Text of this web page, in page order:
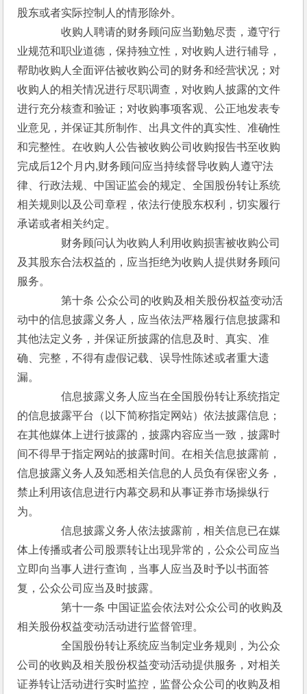
股东或者实际控制人的情形除外。
收购人聘请的财务顾问应当勤勉尽责，遵守行
业规范和职业道德，保持独立性，对收购人进行辅导，
帮助收购人全面评估被收购公司的财务和经营状况；对
收购人的相关情况进行尽职调查，对收购人披露的文件
进行充分核查和验证；对收购事项客观、公正地发表专
业意见，并保证其所制作、出具文件的真实性、准确性
和完整性。在收购人公告被收购公司收购报告书至收购
完成后12个月内,财务顾问应当持续督导收购人遵守法
律、行政法规、中国证监会的规定、全国股份转让系统
相关规则以及公司章程，依法行使股东权利，切实履行
承诺或者相关约定。
财务顾问认为收购人利用收购损害被收购公司
及其股东合法权益的，应当拒绝为收购人提供财务顾问
服务。
第十条 公众公司的收购及相关股份权益变动活
动中的信息披露义务人，应当依法严格履行信息披露和
其他法定义务，并保证所披露的信息及时、真实、准
确、完整，不得有虚假记载、误导性陈述或者重大遗
漏。
信息披露义务人应当在全国股份转让系统指定
的信息披露平台（以下简称指定网站）依法披露信息；
在其他媒体上进行披露的，披露内容应当一致，披露时
间不得早于指定网站的披露时间。在相关信息披露前，
信息披露义务人及知悉相关信息的人员负有保密义务，
禁止利用该信息进行内幕交易和从事证券市场操纵行
为。
信息披露义务人依法披露前，相关信息已在媒
体上传播或者公司股票转让出现异常的，公众公司应当
立即向当事人进行查询，当事人应当及时予以书面答
复，公众公司应当及时披露。
第十一条 中国证监会依法对公众公司的收购及
相关股份权益变动活动进行监督管理。
全国股份转让系统应当制定业务规则，为公众
公司的收购及相关股份权益变动活动提供服务，对相关
证券转让活动进行实时监控，监督公众公司的收购及相